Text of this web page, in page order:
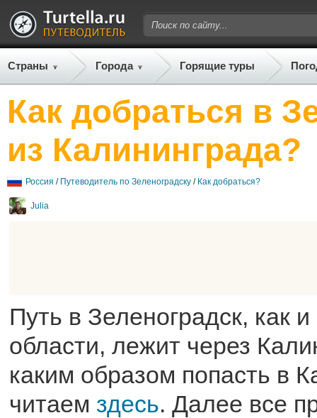
Страны Города Горящие туры
Как добраться в
из Калининграда?
Россия / Путеводитель по Зеленоградску / Как добраться?
Julia
Путь в Зеленоградск, как
области, лежит через
каким образом попасть в
читаем здесь. Далее все